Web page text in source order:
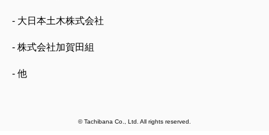
- 大日本土木株式会社
- 株式会社加賀田組
- 他
© Tachibana Co., Ltd. All rights reserved.